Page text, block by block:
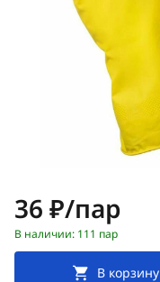
Цена:
36 ₽/пар
В наличии: 111 пар
В корзину